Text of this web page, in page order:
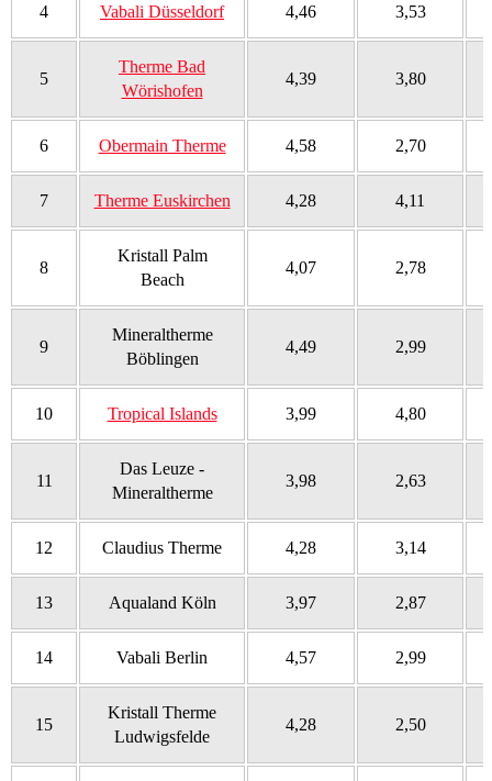
4 Vabali Düsseldorf 4,46 3,53
5
Therme Bad
Wörishofen
4,39 3,80
6 Obermain Therme 4,58 2,70
7 Therme Euskirchen 4,28 4,11
8
Kristall Palm
Beach
4,07 2,78
9
Mineraltherme
Böblingen
4,49 2,99
10 Tropical Islands 3,99 4,80
11
Das Leuze -
Mineraltherme
3,98 2,63
12 Claudius Therme 4,28 3,14
13 Aqualand Köln 3,97 2,87
14 Vabali Berlin 4,57 2,99
15
Kristall Therme
Ludwigsfelde
4,28 2,50